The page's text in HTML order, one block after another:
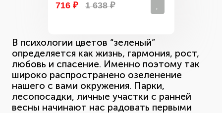
716 ₽ 1 638 ₽
В психологии цветов “зеленый”
определяется как жизнь, гармония, рост,
любовь и спасение. Именно поэтому так
широко распространено озеленение
нашего с вами окружения. Парки,
лесопосадки, личные участки с ранней
весны начинают нас радовать первыми